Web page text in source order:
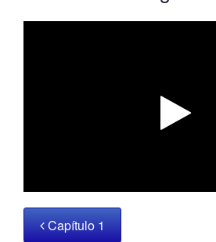
Capítulo 1